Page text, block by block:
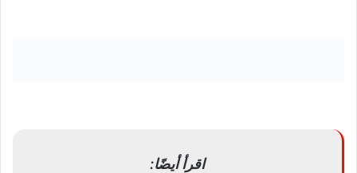
اقرأ أيضًا: